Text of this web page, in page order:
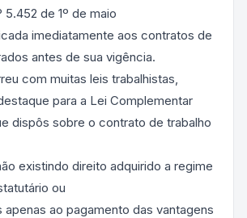
de 1º de maio
imediatamente aos contratos de
antes de sua vigência.
com muitas leis trabalhistas,
para a Lei Complementar
dispôs sobre o contrato de trabalho
existindo direito adquirido a regime
ou
apenas ao pagamento das vantagens